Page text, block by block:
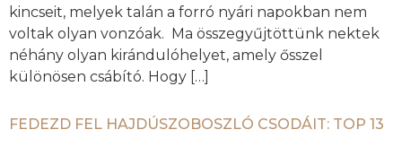
kincseit, melyek talán a forró nyári napokban nem
voltak olyan vonzóak. Ma összegyűjtöttünk nektek
néhány olyan kirándulóhelyet, amely ősszel
különösen csábító. Hogy […]
FEDEZD FEL HAJDÚSZOBOSZLÓ CSODÁIT: TOP 13